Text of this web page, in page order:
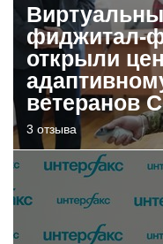
фиджитал-
открыли
ветеранов
3 отзыва